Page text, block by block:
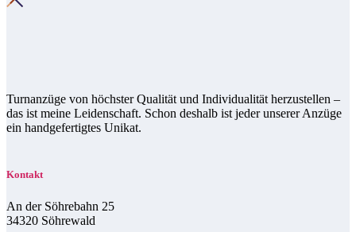
Turnanzüge von höchster Qualität und Individualität herzustellen –
das ist meine Leidenschaft. Schon deshalb ist jeder unserer Anzüge
ein handgefertigtes Unikat.
Kontakt
An der Söhrebahn 25
34320 Söhrewald